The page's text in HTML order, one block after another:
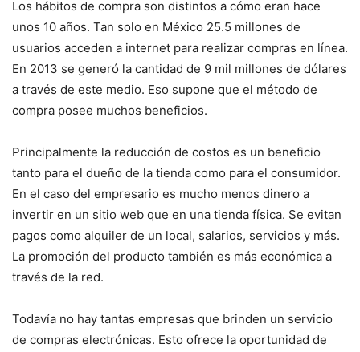
Los hábitos de compra son distintos a cómo eran hace
unos 10 años. Tan solo en México 25.5 millones de
usuarios acceden a internet para realizar compras en línea.
En 2013 se generó la cantidad de 9 mil millones de dólares
a través de este medio. Eso supone que el método de
compra posee muchos beneficios.
Principalmente la reducción de costos es un beneficio
tanto para el dueño de la tienda como para el consumidor.
En el caso del empresario es mucho menos dinero a
invertir en un sitio web que en una tienda física. Se evitan
pagos como alquiler de un local, salarios, servicios y más.
La promoción del producto también es más económica a
través de la red.
Todavía no hay tantas empresas que brinden un servicio
de compras electrónicas. Esto ofrece la oportunidad de